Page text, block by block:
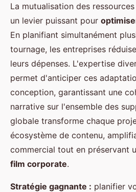
La mutualisation des
un levier puissant pour
En planifiant simultanément
tournage, les entreprises
leurs dépenses. L'expertise
permet d'anticiper ces
conception, garantissant une
narrative sur l'ensemble des
globale transforme chaque
écosystème de contenu,
commercial tout en préservant
film corporate.
Stratégie gagnante : planifier